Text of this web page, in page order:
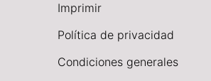
Imprimir
Política de privacidad
Condiciones generales